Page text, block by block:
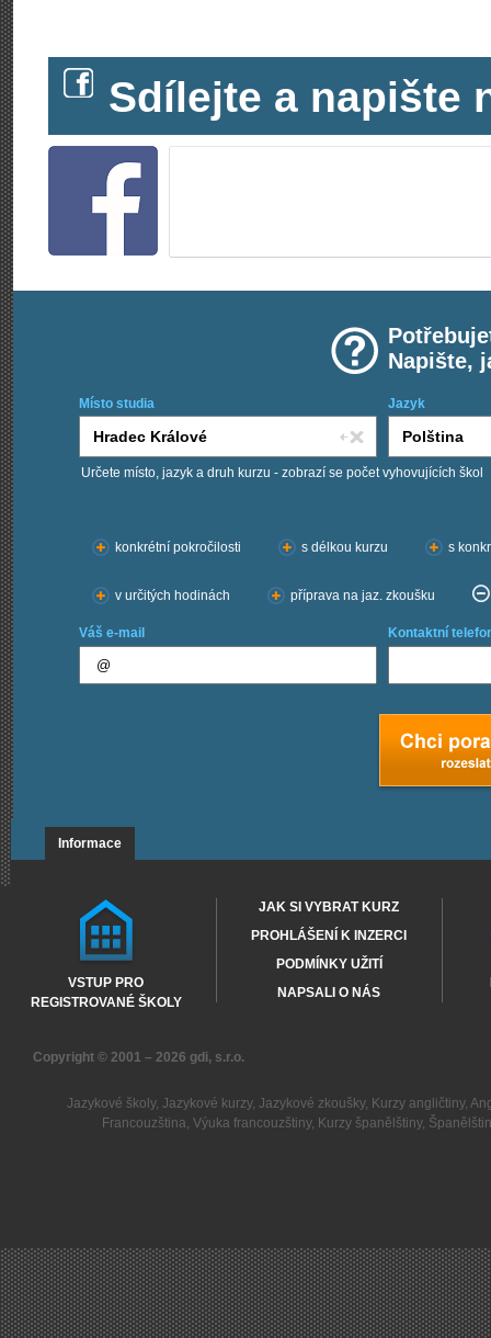
Sdílejte a napište
Napište,
Místo studia Jazyk
Určete místo, jazyk a druh kurzu - zobrazí se počet vyhovujících škol
konkrétní pokročilosti
s délkou kurzu s
v určitých hodinách příprava na jaz. zkoušku
Váš e-mail Kontaktní
Informace
VSTUP PRO
REGISTROVANÉ ŠKOLY
JAK SI VYBRAT KURZ
PROHLÁŠENÍ K INZERCI
PODMÍNKY UŽITÍ
NAPSALI O NÁS
Copyright © 2001 – 2026 gdi, s.r.o.
Jazykové školy, Jazykové kurzy, Jazykové zkoušky, Kurzy angličtiny,
Francouzština,Výuka francouzštiny, Kurzy španělštiny,